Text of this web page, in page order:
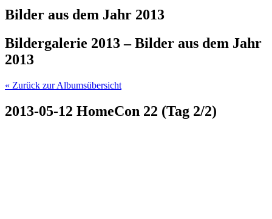
Bilder aus dem Jahr 2013
Bildergalerie 2013 – Bilder aus dem Jahr
2013
« Zurück zur Albumsübersicht
2013-05-12 HomeCon 22 (Tag 2/2)